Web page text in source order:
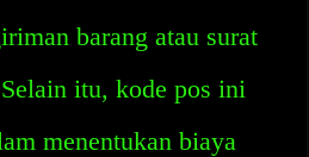
barang atau surat
itu, kode pos ini
menentukan biaya